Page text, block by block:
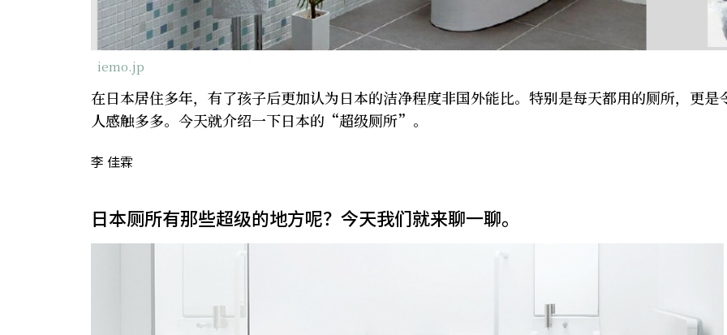
iemo.jp
在日本居住多年，有了孩子后更加认为日本的洁净程度非国外能比。特别是每天都用的厕所，更是
人感触多多。今天就介绍一下日本的“超级厕所”。
李 佳霖
日本厕所有那些超级的地方呢？今天我们就来聊一聊。